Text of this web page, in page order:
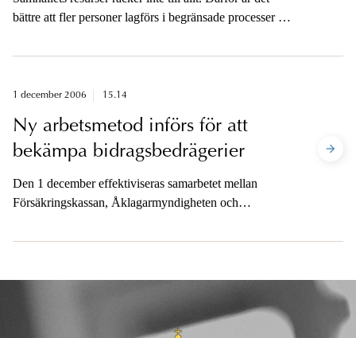
bättre att fler personer lagförs i begränsade processer än
en idéskrift som publiceras den 6 december.
1 december 2006 15.14
Ny arbetsmetod införs för att
bekämpa bidragsbedrägerier
Den 1 december effektiviseras samarbetet mellan
Försäkringskassan, Åklagarmyndigheten och